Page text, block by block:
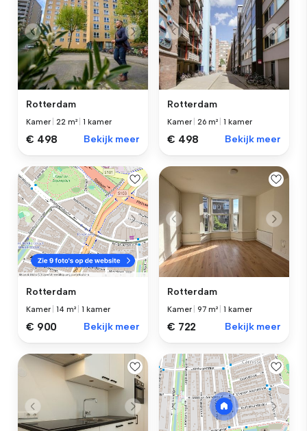
Rotterdam
Kamer |22 m² |1 kamer
€ 498 Bekijk meer
Rotterdam
Kamer |26 m² |1 kamer
€ 498 Bekijk meer
Rotterdam
Kamer |14 m² |1 kamer
€ 900 Bekijk meer
Rotterdam
Kamer |97 m² |1 kamer
€ 722 Bekijk meer